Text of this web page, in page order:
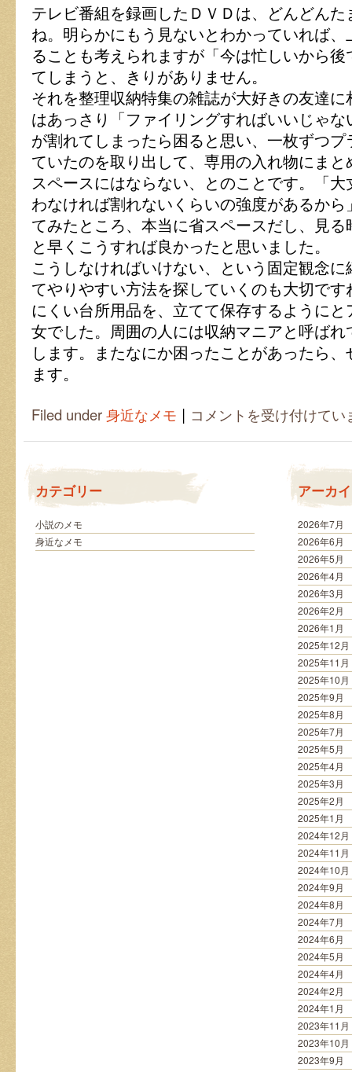
維
は
テレビ番組を録画したＤＶＤは、どんどん
ね。明らかにもう見ないとわかっていれば
ることも考えられますが「今は忙しいから
てしまうと、きりがありません。
それを整理収納特集の雑誌が大好きの友達
はあっさり「ファイリングすればいいじゃ
が割れてしまったら困ると思い、一枚ずつ
ていたのを取り出して、専用の入れ物にま
スペースにはならない、とのことです。「
わなければ割れないくらいの強度があるか
てみたところ、本当に省スペースだし、見
と早くこうすれば良かったと思いました。
こうしなければいけない、という固定観念
てやりやすい方法を探していくのも大切で
にくい台所用品を、立てて保存するように
女でした。周囲の人には収納マニアと呼ば
します。またなにか困ったことがあったら
ます。
Filed under身近なメモ |
雑
誌
特
集
に
立
コメントを受け付けてい
カテゴリー
小説のメモ
身近なメモ
アーカ
2026年7月
2026年6月
2026年5月
2026年4月
2026年3月
2026年2月
2026年1月
2025年12月
2025年11月
2025年10月
2025年9月
2025年8月
2025年7月
2025年5月
2025年4月
2025年3月
2025年2月
2025年1月
2024年12月
2024年11月
2024年10月
2024年9月
2024年8月
2024年7月
2024年6月
2024年5月
2024年4月
2024年2月
2024年1月
2023年11月
2023年10月
2023年9月